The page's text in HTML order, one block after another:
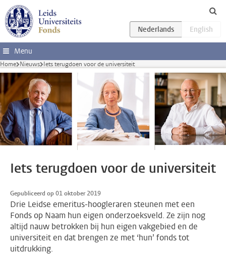
Ga direct naar de inhoud
Menu
Home Nieuws Iets terugdoen voor de universiteit
Iets terugdoen voor de universiteit
Gepubliceerd op 01 oktober 2019
Drie Leidse emeritus-hoogleraren steunen met een
Fonds op Naam hun eigen onderzoeksveld. Ze zijn nog
altijd nauw betrokken bij hun eigen vakgebied en de
universiteit en dat brengen ze met ‘hun’ fonds tot
uitdrukking.